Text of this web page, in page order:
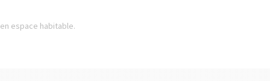
espace habitable.